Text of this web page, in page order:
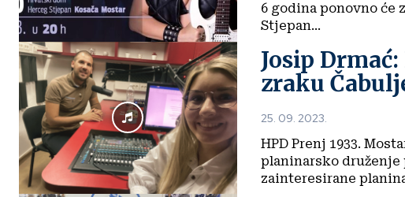
6 godina ponovno će
Stjepan...
Josip
zraku
25. 09. 2023.
HPD Prenj 1933.
planinarsko druženje
zainteresirane